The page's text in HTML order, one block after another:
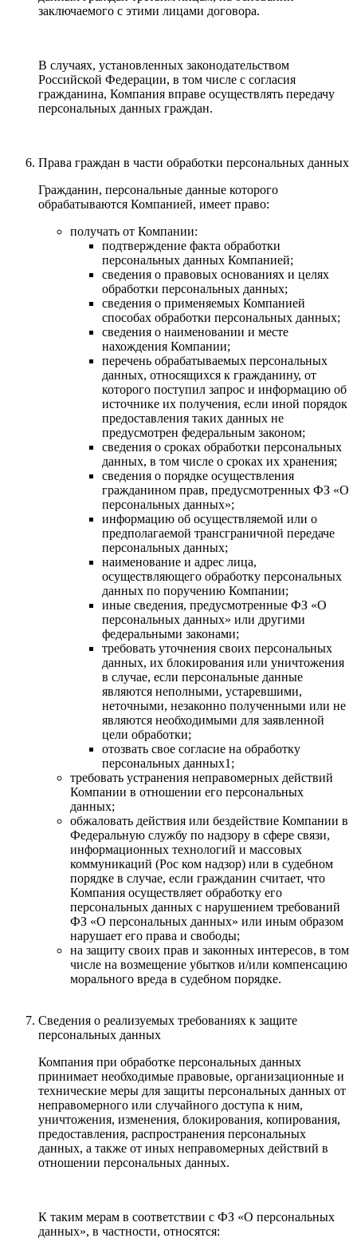
заключаемого с этими лицами договора.
В случаях, установленных законодательством
Российской Федерации, в том числе с согласия
гражданина, Компания вправе осуществлять передачу
персональных данных граждан.
Права граждан в части обработки персональных данных
Гражданин, персональные данные которого
обрабатываются Компанией, имеет право:
получать от Компании:
подтверждение факта обработки
персональных данных Компанией;
сведения о правовых основаниях и целях
обработки персональных данных;
сведения о применяемых Компанией
способах обработки персональных данных;
сведения о наименовании и месте
нахождения Компании;
перечень обрабатываемых персональных
данных, относящихся к гражданину, от
которого поступил запрос и информацию об
источнике их получения, если иной порядок
предоставления таких данных не
предусмотрен федеральным законом;
сведения о сроках обработки персональных
данных, в том числе о сроках их хранения;
сведения о порядке осуществления
гражданином прав, предусмотренных ФЗ «О
персональных данных»;
информацию об осуществляемой или о
предполагаемой трансграничной передаче
персональных данных;
наименование и адрес лица,
осуществляющего обработку персональных
данных по поручению Компании;
иные сведения, предусмотренные ФЗ «О
персональных данных» или другими
федеральными законами;
требовать уточнения своих персональных
данных, их блокирования или уничтожения
в случае, если персональные данные
являются неполными, устаревшими,
неточными, незаконно полученными или не
являются необходимыми для заявленной
цели обработки;
отозвать свое согласие на обработку
персональных данных1;
требовать устранения неправомерных действий
Компании в отношении его персональных
данных;
обжаловать действия или бездействие Компании в
Федеральную службу по надзору в сфере связи,
информационных технологий и массовых
коммуникаций (Рос ком надзор) или в судебном
порядке в случае, если гражданин считает, что
Компания осуществляет обработку его
персональных данных с нарушением требований
ФЗ «О персональных данных» или иным образом
нарушает его права и свободы;
на защиту своих прав и законных интересов, в том
числе на возмещение убытков и/или компенсацию
морального вреда в судебном порядке.
Сведения о реализуемых требованиях к защите
персональных данных
Компания при обработке персональных данных
принимает необходимые правовые, организационные и
технические меры для защиты персональных данных от
неправомерного или случайного доступа к ним,
уничтожения, изменения, блокирования, копирования,
предоставления, распространения персональных
данных, а также от иных неправомерных действий в
отношении персональных данных.
К таким мерам в соответствии с ФЗ «О персональных
данных», в частности, относятся: